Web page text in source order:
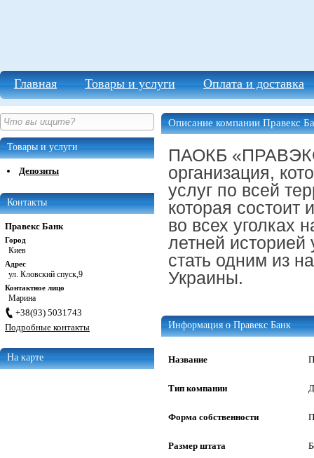
Главная Товары и услуги Оплата и доставка
Товары и услуги
Депозиты
Контакты
Правекс Банк
Город
Киев
Адрес
ул. Кловский спуск,9
Контактное лицо
Марина
+38(93) 5031743
Подробные контакты
На карте
Описание компании Правекс
ПАОКБ
организация,
услуг по всей
которая
во всех уголках
летней историей
стать одним из
Украины.
Информация о Правекс Банк
Название
Тип компании
Форма собственности
Размер штата